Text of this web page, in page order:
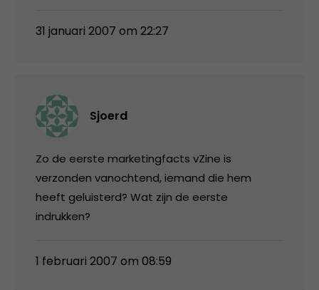
31 januari 2007 om 22:27
Sjoerd
Zo de eerste marketingfacts vZine is
verzonden vanochtend, iemand die hem
heeft geluisterd? Wat zijn de eerste
indrukken?
1 februari 2007 om 08:59